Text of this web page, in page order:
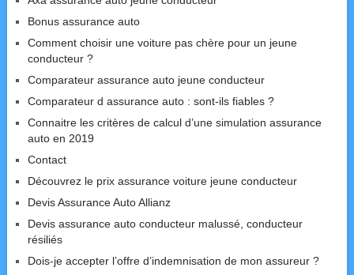
Bonus assurance auto
Comment choisir une voiture pas chère pour un jeune
conducteur ?
Comparateur assurance auto jeune conducteur
Comparateur d assurance auto : sont-ils fiables ?
Connaitre les critères de calcul d’une simulation assurance
auto en 2019
Contact
Découvrez le prix assurance voiture jeune conducteur
Devis Assurance Auto Allianz
Devis assurance auto conducteur malussé, conducteur
résiliés
Dois-je accepter l’offre d’indemnisation de mon assureur ?